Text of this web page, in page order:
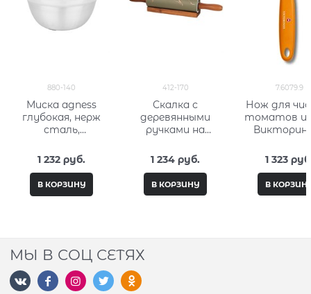
880-140
Миска agness
глубокая, нерж
сталь,
щее дно, 28 см 4,2
л
1 232 руб.
В КОРЗИНУ
412-170
Скалка с
деревянными
ручками на
коллекция
"Золотой
мрамор"
цвет:gray
1 234 руб.
В КОРЗИНУ
7.6079.9
Нож для
томатов и
7.6079.9
1 323
В
МЫ В СОЦ СЕТЯХ